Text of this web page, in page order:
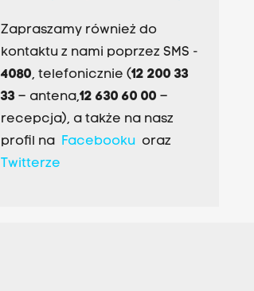
Zapraszamy również do
kontaktu z nami poprzez SMS -
4080, telefonicznie (12 200 33
33– antena,12 630 60 00 –
recepcja), a także na nasz
profil na Facebookuoraz
Twitterze